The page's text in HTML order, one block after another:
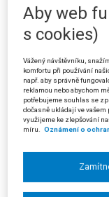
akceptoval a lhůtu jí
Ministerstvo
stupně poukázalo na
posuzování vlivů na
před účinností tohoto
znamená, že veškeré
zahájené podle
pravidel
v Blansku) vyjádřil v
přechodné ustanovení
Aby web
s cookies)
Vážený návštěvníku,
komfortu při používání
např. aby správně
reklamou nebo abychom
potřebujeme souhlas se
dočasně ukládají ve
využijeme ke zlepšování
míru.
Oznámení o